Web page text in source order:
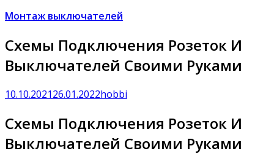
Монтаж выключателей
Схемы Подключения Розеток И
Выключателей Своими Руками
10.10.202126.01.2022hobbi
Схемы Подключения Розеток И
Выключателей Своими Руками